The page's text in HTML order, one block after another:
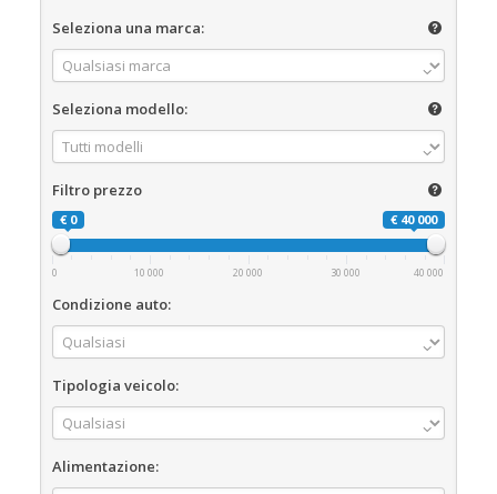
Seleziona una marca:
Seleziona modello:
Filtro prezzo
€ 0 € 40 000
0 10 000 20 000 30 000 40 000
Condizione auto:
Tipologia veicolo:
Alimentazione: